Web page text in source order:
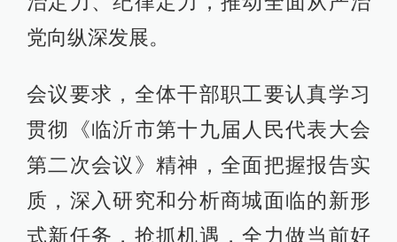
党向纵深发展。
会议要求，全体干部职工要认真学习
贯彻《临沂市第十九届人民代表大会
第二次会议》精神，全面把握报告实
质，深入研究和分析商城面临的新形
式新任务，抢抓机遇，全力做当前好